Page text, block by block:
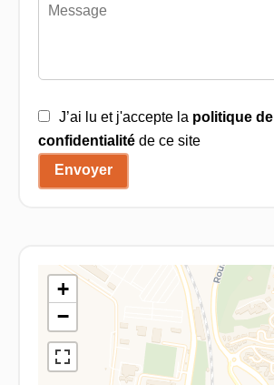
J’ai lu et j'accepte la politique de
confidentialitéde ce site
Envoyer
+
−